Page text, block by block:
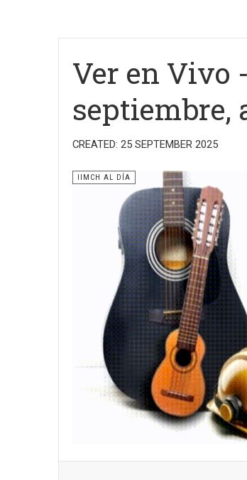
Ver en Vivo
septiembre,
CREATED: 25 SEPTEMBER 2025
IIMCH AL DÍA